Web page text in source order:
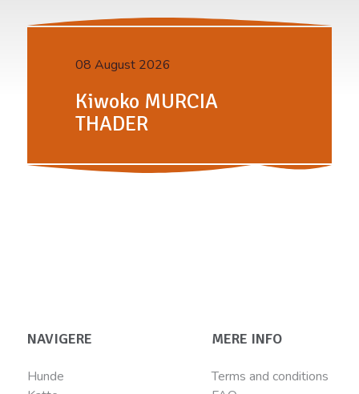
08 August 2026
Kiwoko MURCIA
THADER
NAVIGERE
Hunde
MERE INFO
Terms and conditions